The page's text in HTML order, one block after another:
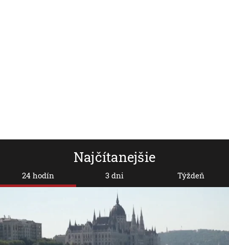
Najčítanejšie
24 hodín 3 dni Týždeň